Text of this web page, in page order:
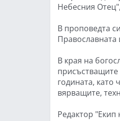
Небесния
В проповедта
В края на
годината, като
вярващите,
Редактор